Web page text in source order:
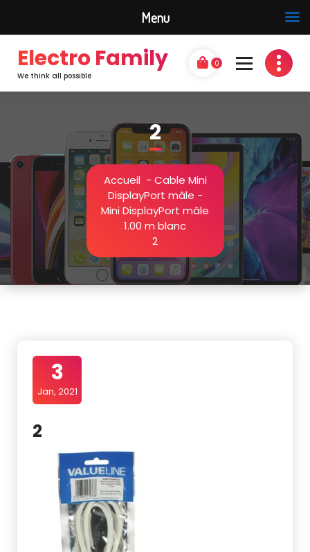
Electro Family
We think all possible
0
2
Accueil- Cable Mini
DisplayPort mâle -
Mini DisplayPort mâle
1.00 m blanc
2
3
Jan, 2021
2
Menu